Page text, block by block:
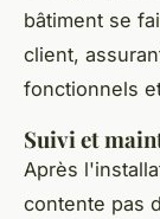
bâtiment se
client,
fonctionnels
Suivi et
Après
contente pas